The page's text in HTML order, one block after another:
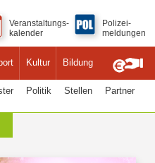
Kultur Bildung
Veranstaltungs-
kalender
Polizei-
meldungen
Politik Stellen Partner